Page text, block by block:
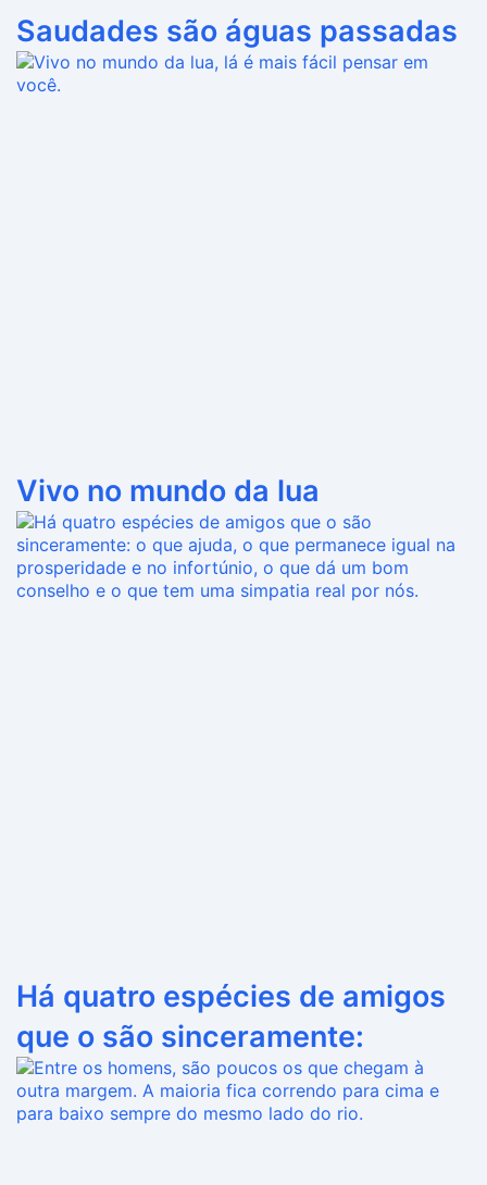
Saudades são águas passadas
Vivo no mundo da lua
Há quatro espécies de amigos
que o são sinceramente: